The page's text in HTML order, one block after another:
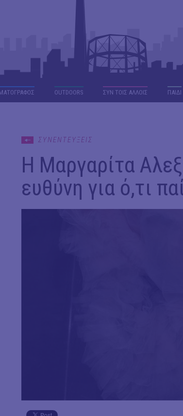
OUTDΟORS ΣΥΝ ΤΟΙΣ ΑΛΛΟΙΣ ΠΑΙΔΙ
ΣΥΝΕΝΤΕΥΞΕΙΣ
Η Μαργαρίτα
ευθύνη για ό,τι